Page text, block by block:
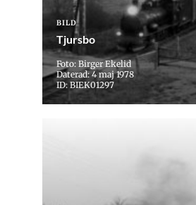
BILD
Tjursbo
Foto: Birger Ekelid
Daterad: 4 maj 1978
ID: BIEK01297